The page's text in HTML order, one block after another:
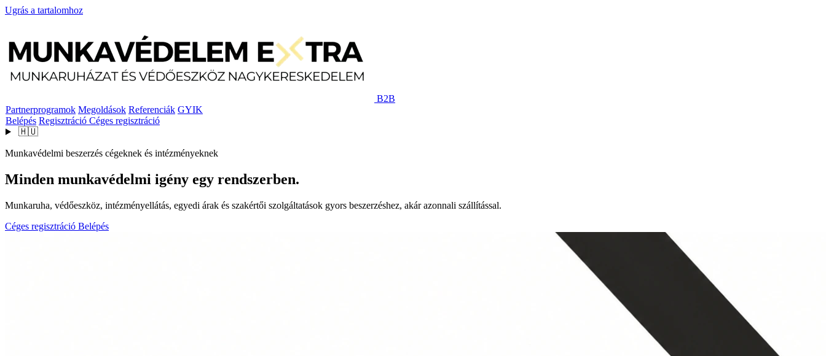
Ugrás a tartalomhoz
B2B
Partnerprogramok Megoldások Referenciák GYIK
Belépés Regisztráció Céges regisztráció
🇭🇺
Munkavédelmi beszerzés cégeknek és intézményeknek
Minden munkavédelmi igény egy rendszerben.
Munkaruha, védőeszköz, intézményellátás, egyedi árak és szakértői szolgáltatások gyors beszerzéshez, akár azonnali szállítással.
Céges regisztráció Belépés